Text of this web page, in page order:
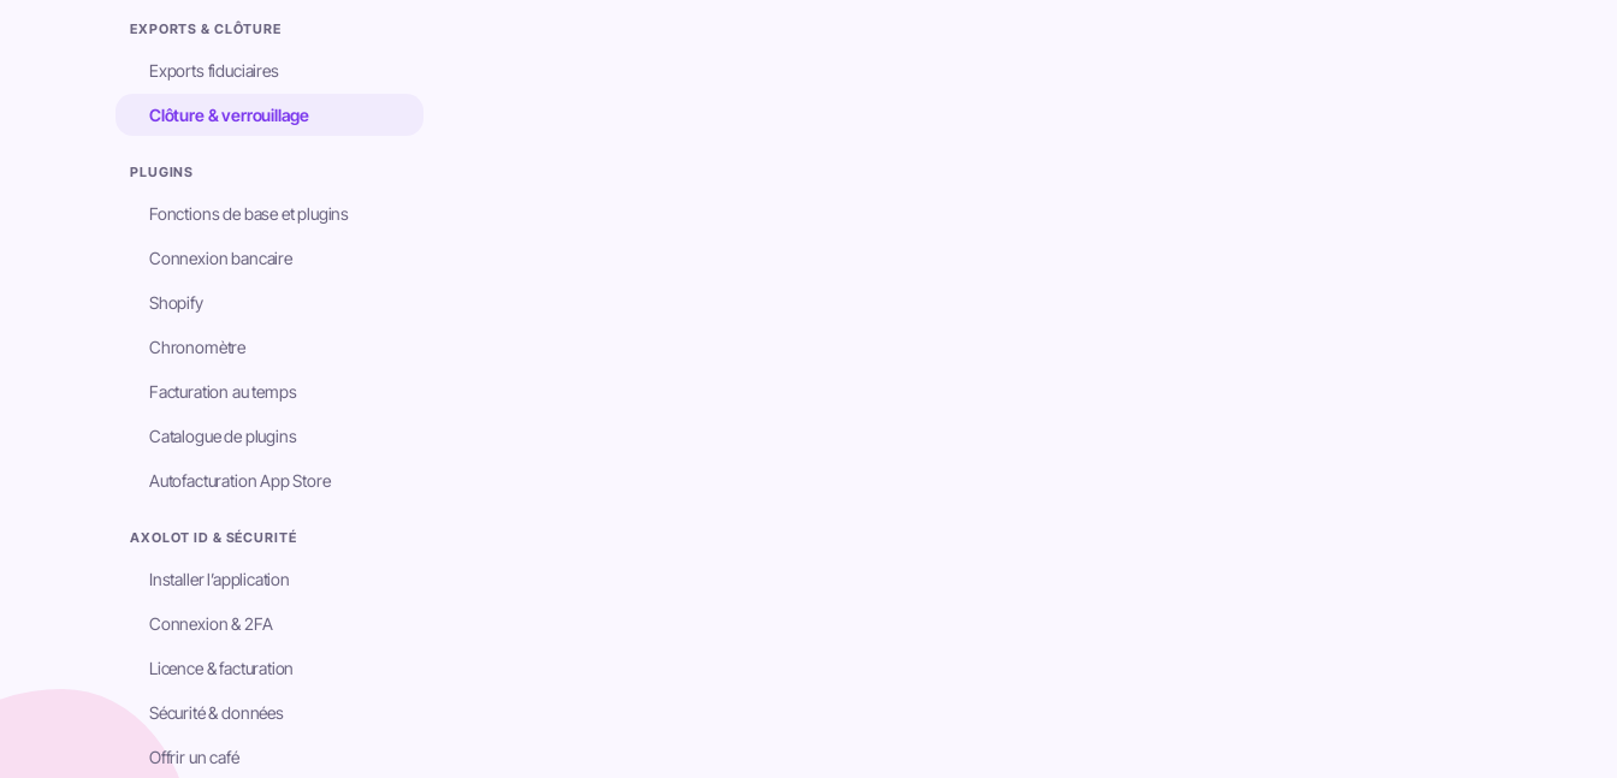
EXPORTS & CLÔTURE
Exports fiduciaires
Clôture & verrouillage
PLUGINS
Fonctions de base et plugins
Connexion bancaire
Shopify
Chronomètre
Facturation au temps
Catalogue de plugins
Autofacturation App Store
AXOLOT ID & SÉCURITÉ
Installer l’application
Connexion & 2FA
Licence & facturation
Sécurité & données
Offrir un café